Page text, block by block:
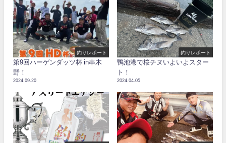
釣りレポート
第9回ハーゲンダッツ杯 in串木
野！
2024.09.20
釣りレポート
鴨池港で桜チヌいよいよスター
ト！
2024.04.05